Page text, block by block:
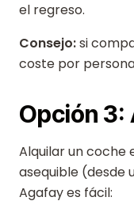
el regreso.
Consejo:si
coste por
Opción 3:
Alquilar un coche
asequible (desde
Agafay es fácil: